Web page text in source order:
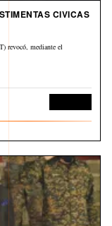
CIVICAS
revocó, mediante el